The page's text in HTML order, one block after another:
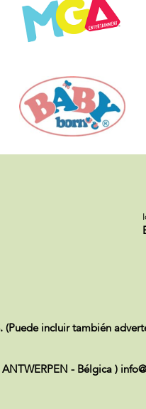
(Puede incluir también
- Bélgica )